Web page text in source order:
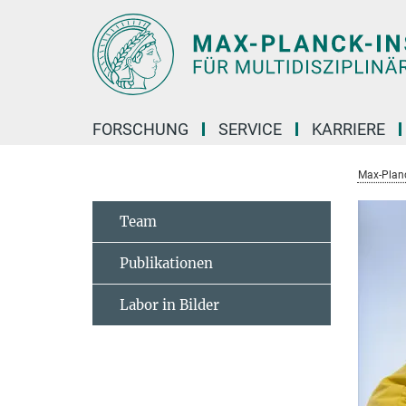
FORSCHUNG SERVICE KARRIERE
Max-
Team
Publikationen
Labor in Bilder